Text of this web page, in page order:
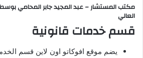
مكتب المستشار – عبد المجيد جابر المحامي بوسط
العالي
قسم خدمات قانونية
يضم موقع افوكاتو اون لاين قسم